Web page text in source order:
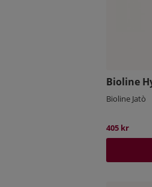
Bioline
Bioline Jatò
405 kr